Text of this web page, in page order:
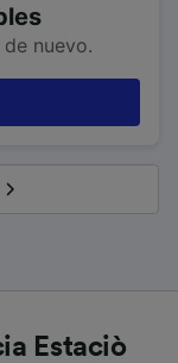
nuevo.
Estaciò